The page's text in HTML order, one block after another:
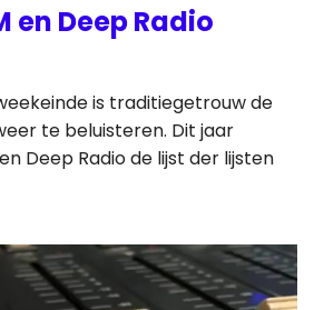
en Deep Radio
is traditiegetrouw de
te beluisteren. Dit jaar
Deep Radio de lijst der lijsten